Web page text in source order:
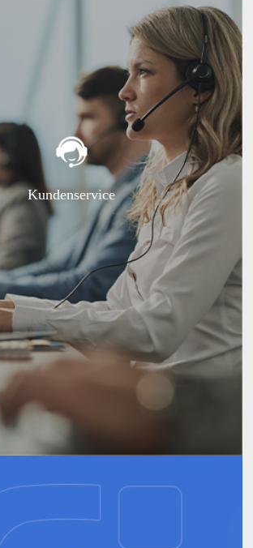
Kundenservice